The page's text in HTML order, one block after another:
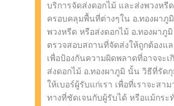
บริการจัดส่งดอกไม้ และส่งพวงหรี
ครอบคลุมพื้นที่ต่างๆใน อ.ทองผาภู
พวงหรีด หรือส่งดอกไม้ อ.ทองผาภู
ตรวจสอบสถานที่จัดส่งให้ถูกต้องแ
เพื่อป้องกันความผิดพลาดที่อาจจะเ
ส่งดอกไม้ อ.ทองผาภูมิ นั้น วิธีที่รัด
ให้เบอร์ผู้รับแก่เรา เพื่อที่เราจะสา
ทางที่ชัดเจนกับผู้รับได้ หรือแม้กระ